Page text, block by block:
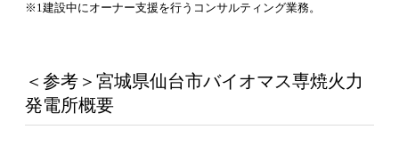
※1建設中にオーナー支援を行うコンサルティング業務。
＜参考＞宮城県仙台市バイオマス専焼火力
発電所概要